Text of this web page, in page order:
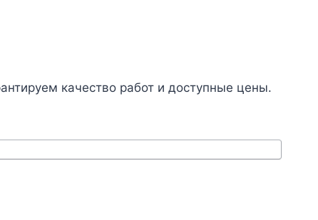
качество работ и доступные цены.